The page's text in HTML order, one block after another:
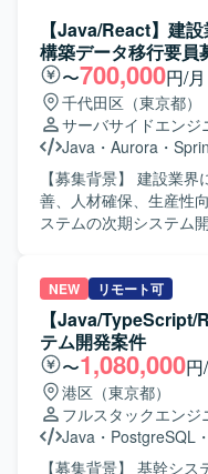
構築を行います。
APIの設計および開発
の作成やOpenAPI（
いただきます。CI/CD
どのトークンベース認
アプリケーション開発も担
人物像】 自走して設計
決に取り組んでいただ
術やアーキテクチャに
バーと円滑にコミュニ
られる方が望ましいです。 【ポジションの魅力】
やバッチの性能改善・
ューなど、設計から実
工程を経験できる環境です。 【開
Java（Java17）、
TypeScript、
OpenAPI（Swagger）
た開発環境となります
【Java/React】建
構築データ移行要員
〜700,000円/月
千代田区（東京都）
サーバサイドエンジ
Java ・ Aurora ・
【募集背景】 建設業
善、人材確保、生産性
ステムの次期システム
実装を担当していただ
含む複雑な仕様を理解
行処理の実装および検
SQLやLinux環境を用い
だきます。 【求める人物像】 システムの仕様やデータ構造
を自ら積極的に理解し
タ構造やマッピングル
めていただける方を求
ーションを取りながら
NEW リモート可
【Java/TypeScript/
テム開発案件
〜1,080,000円
港区（東京都）
フルスタックエンジ
Java ・ PostgreSQL ・
【募集背景】 基幹シ